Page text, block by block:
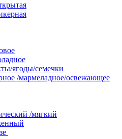
ягоды/семечки
/мармеладное/освежающее
/мягкий